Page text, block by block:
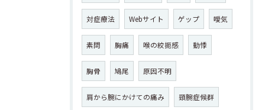
対症療法 Webサイト ゲップ 噯気
素問 胸痛 喉の絞扼感 動悸
胸骨 鳩尾 原因不明
肩から腕にかけての痛み 頸腕症候群